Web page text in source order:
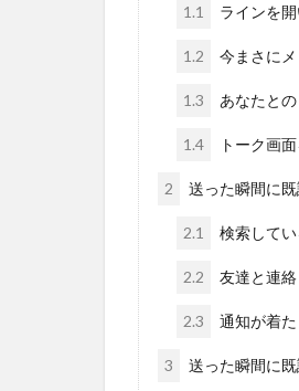
1.1 ラインを
1.2 今まさに
1.3 あなたと
1.4 トーク画
2 送った瞬間に
2.1 検索して
2.2 友達と連
2.3 通知が着
3 送った瞬間に